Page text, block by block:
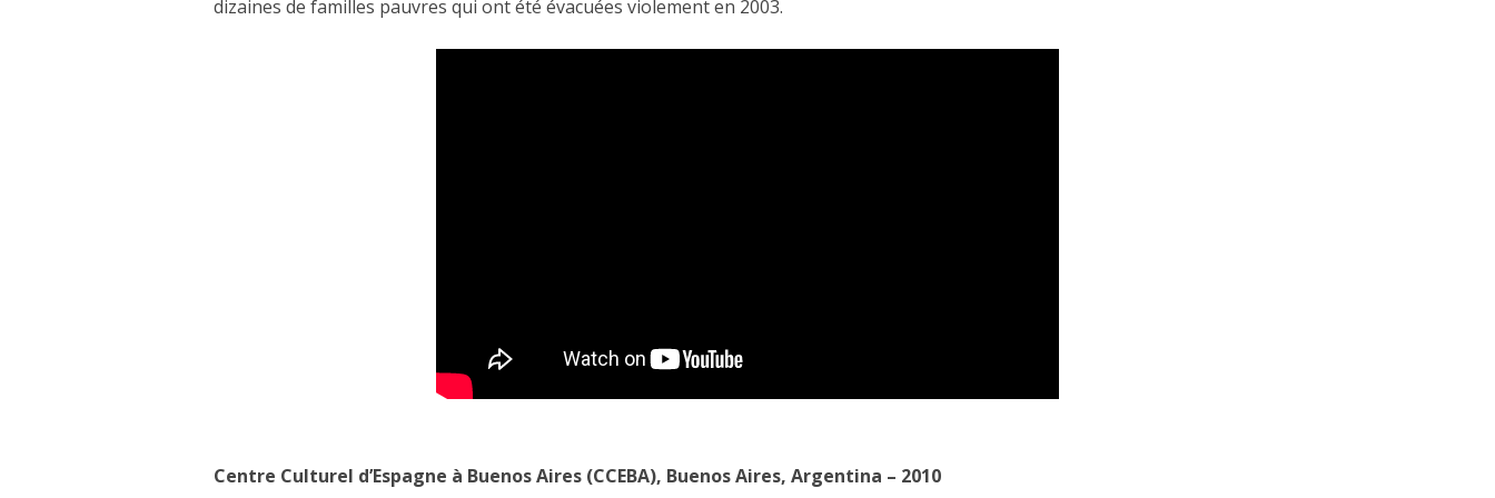
dizaines de familles pauvres qui ont été évacuées violement en 2003.
Centre Culturel d’Espagne à Buenos Aires (CCEBA), Buenos Aires, Argentina – 2010